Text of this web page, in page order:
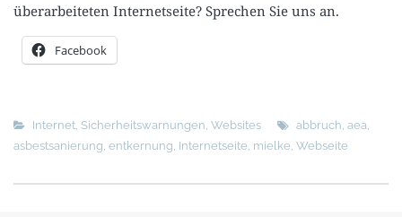
überarbeiteten Internetseite? Sprechen Sie uns an.
Facebook
Internet Sicherheitswarnungen Websites abbruch aea
asbestsanierung entkernung Internetseite mielke Webseite